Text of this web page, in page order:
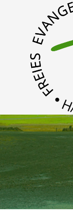
FEZ
Freies